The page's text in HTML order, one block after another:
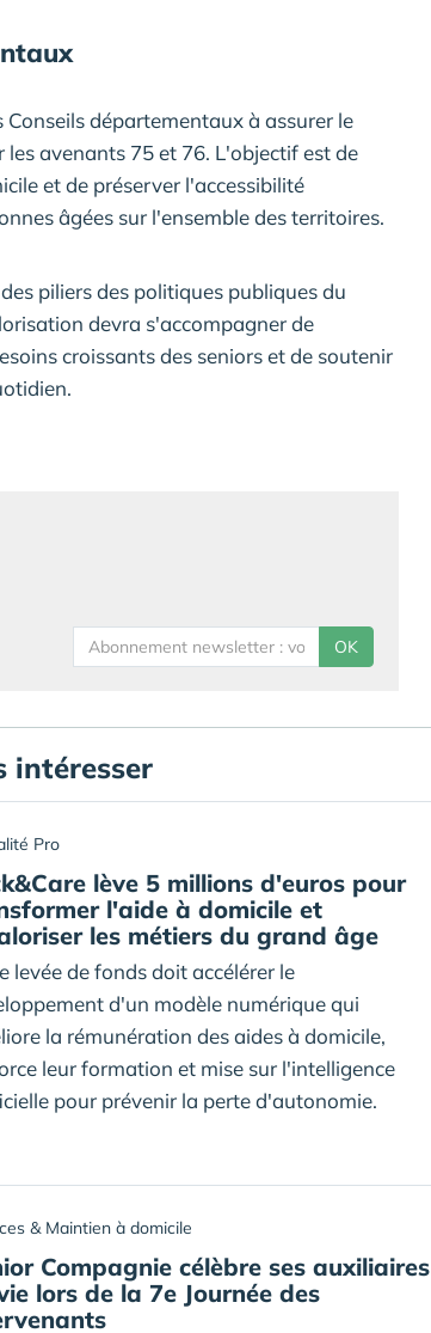
départementaux à assurer le
avenants 75 et 76. L'objectif est de
et de préserver l'accessibilité
âgées sur l'ensemble des territoires.
piliers des politiques publiques du
devra s'accompagner de
croissants des seniors et de soutenir
OK
intéresser
Pro
lève 5 millions d'euros pour
l'aide à domicile et
les métiers du grand âge
levée de fonds doit accélérer le
d'un modèle numérique qui
la rémunération des aides à domicile,
leur formation et mise sur l'intelligence
pour prévenir la perte d'autonomie.
& Maintien à domicile
Compagnie célèbre ses auxiliaires
lors de la 7e Journée des